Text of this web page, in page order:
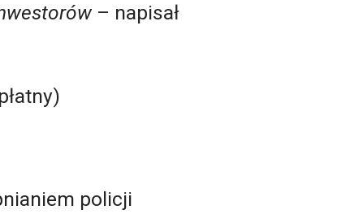
– napisał
policji